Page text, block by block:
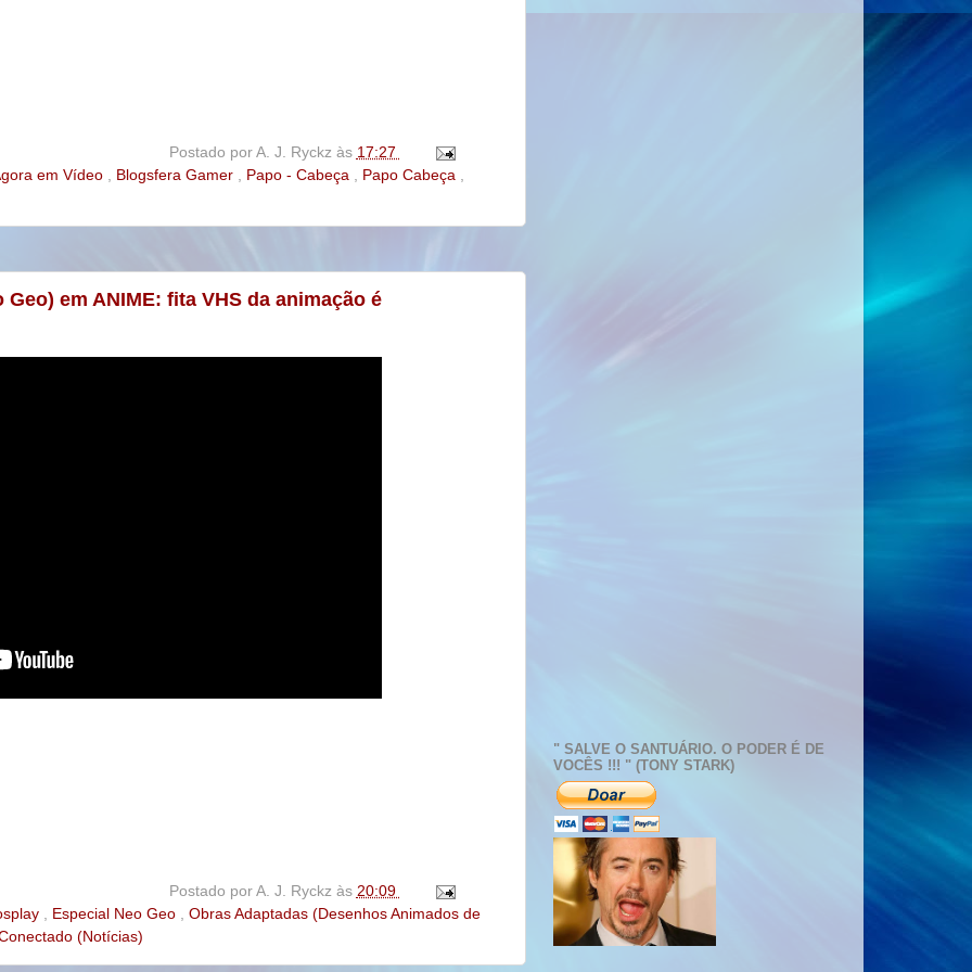
Postado por A. J. Ryckz às 17:27
em Vídeo
Blogsfera Gamer Papo - Cabeça Papo Cabeça
em ANIME: fita VHS da animação é
Postado por A. J. Ryckz às 20:09
, Especial Neo Geo , Obras Adaptadas (Desenhos Animados de
(Notícias)
" SALVE O SANTUÁRIO. O PODER É DE
VOCÊS !!! " (TONY STARK)